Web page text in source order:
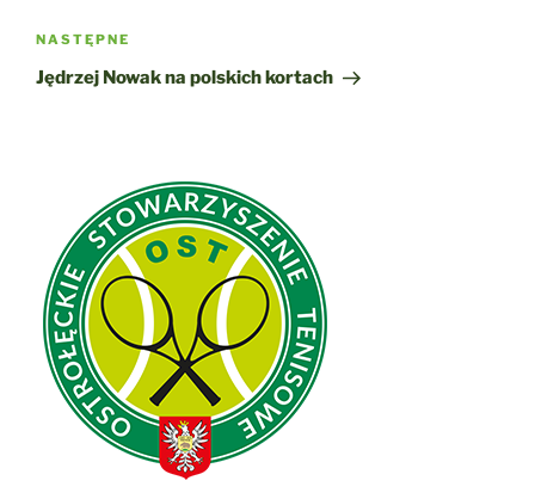
Następny
wpis
NASTĘPNE
Jędrzej Nowak na polskich kortach